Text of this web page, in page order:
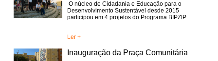
O núcleo de Cidadania e Educação para o
Desenvolvimento Sustentável desde 2015
participou em 4 projetos do Programa BIPZIP...
Ler +
Inauguração da Praça Comunitária